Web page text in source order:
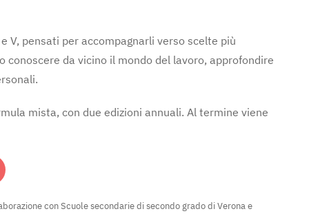
pensati per accompagnarli verso scelte più
da vicino il mondo del lavoro, approfondire
mista, con due edizioni annuali. Al termine viene
con Scuole secondarie di secondo grado di Verona e